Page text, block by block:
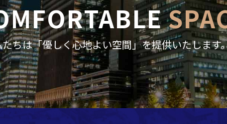
ちは「優しく心地よい空間」を提供いたします